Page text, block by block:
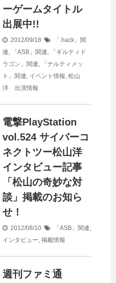
ーゲームタイトル
出展中!!
2012/09/18
「.hack」関
連, 「ASB」関連,
「ギルティド
ラゴン」関連,
「ナルティメッ
ト」関連, イベント情報, 松山
洋 出演情報
電撃PlayStation
vol.524 サイバーコ
ネクトツー松山洋
インタビュー記事
「松山の奇妙な対
談」掲載のお知ら
せ！
2012/08/10 「ASB」関連,
インタビュー, 掲載情報
週刊ファミ通